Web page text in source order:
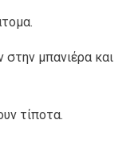
στην μπανιέρα και
τίποτα.